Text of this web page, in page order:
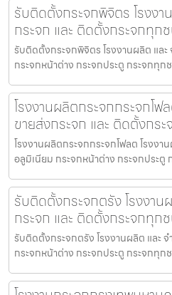
รับติดตั้งกระจกพิจิตร โรงง
กระจก และ ติดตั้งกระจกทุก
รับติดตั้งกระจกพิจิตร โรงงานผลิต แล
กระจกหน้าต่าง กระจกประตู กระจกทุก
โรงงานผลิตกระจกกระจกโฟ
ขายส่งกระจก และ ติดตั้งกร
โรงงานผลิตกระจกกระจกโฟลต โรงงา
อลูมิเนียม กระจกหน้าต่าง กระจกประตู
รับติดตั้งกระจกตรัง โรงงาน
กระจก และ ติดตั้งกระจกทุก
รับติดตั้งกระจกตรัง โรงงานผลิต และ
กระจกหน้าต่าง กระจกประตู กระจกทุก